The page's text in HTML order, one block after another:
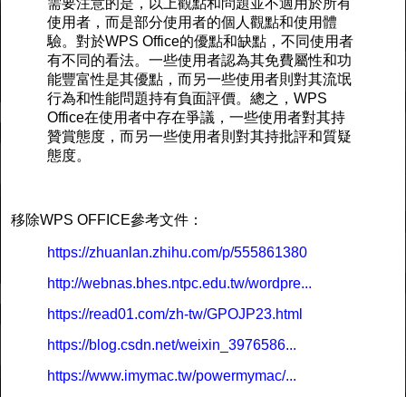
需要注意的是，以上觀點和問題並不適用於所有
使用者，而是部分使用者的個人觀點和使用體
驗。對於WPS Office的優點和缺點，不同使用者
有不同的看法。一些使用者認為其免費屬性和功
能豐富性是其優點，而另一些使用者則對其流氓
行為和性能問題持有負面評價。總之，WPS
Office在使用者中存在爭議，一些使用者對其持
贊賞態度，而另一些使用者則對其持批評和質疑
態度。
移除WPS OFFICE參考文件：
https://zhuanlan.zhihu.com/p/555861380
http://webnas.bhes.ntpc.edu.tw/wordpre...
https://read01.com/zh-tw/GPOJP23.html
https://blog.csdn.net/weixin_3976586...
https://www.imymac.tw/powermymac/...